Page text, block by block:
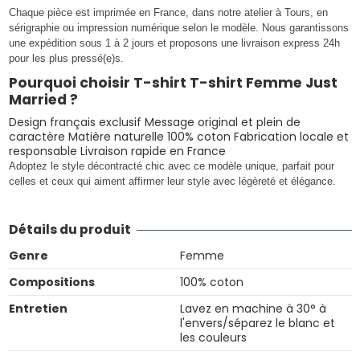
Chaque pièce est imprimée en France, dans notre atelier à Tours, en
sérigraphie ou impression numérique selon le modèle. Nous garantissons
une expédition sous 1 à 2 jours et proposons une livraison express 24h
pour les plus pressé(e)s.
Pourquoi choisir T-shirt T-shirt Femme Just
Married ?
Design français exclusif Message original et plein de
caractère Matière naturelle 100% coton Fabrication locale et
responsable Livraison rapide en France
Adoptez le style décontracté chic avec ce modèle unique, parfait pour
celles et ceux qui aiment affirmer leur style avec légèreté et élégance.
Détails du produit
Genre
Femme
Compositions
100% coton
Entretien
Lavez en machine à 30° à
l'envers/séparez le blanc et
les couleurs